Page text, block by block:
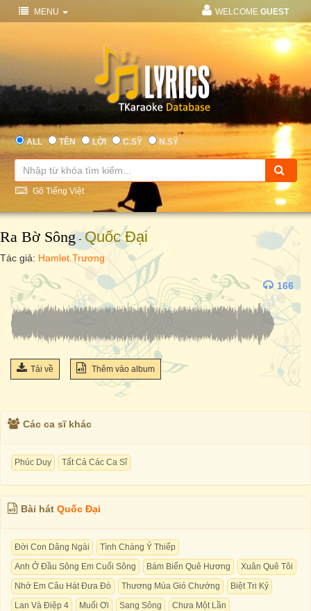
MENU WELCOME GUEST
ALL TÊN LỜI C.SỸ N.SỸ
Gõ Tiếng Việt
Ra Bờ Sông - Quốc Đại
Tác giả: Hamlet Trương
166
Tải về Thêm vào album
Các ca sĩ khác
Phúc Duy Tất Cả Các Ca Sĩ
Bài hát Quốc Đại
Đời Con Dâng Ngài
Tình Chàng Ý Thiếp
Anh Ở Đầu Sông Em Cuối Sông
Bám Biển Quê Hương
Xuân Quê Tôi
Nhớ Em Câu Hát Đưa Đò
Thương Mùa Gió Chướng
Biệt Tri Kỷ
Lan Và Điệp 4
Muối Ơi Sang Sông
Chưa Một Lần